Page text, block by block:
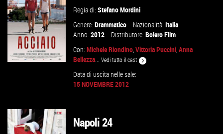
VAI ALLA SCHEDA
Regia di:Stefano Mordini
Genere:Drammatico Nazionalità:Italia
Anno:2012 Distributore:Bolero Film
Con:Michele Riondino,Vittoria Puccini,Anna
Bellezza...Vedi tutto il cast
Data di uscita nelle sale:
15 NOVEMBRE 2012
Napoli 24